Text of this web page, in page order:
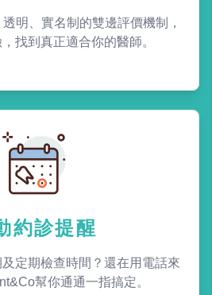
明、實名制的雙邊評價機制，
找到真正適合你的醫師。
約診提醒
定期檢查時間？還在用電話來
幫你通通一指搞定。